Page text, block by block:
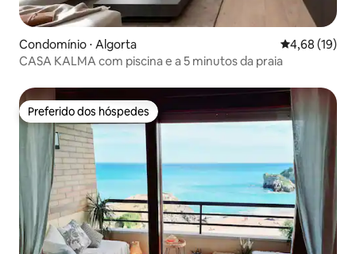
Condomínio ⋅ Algorta 4,68 de uma
4,68 (19)
CASA KALMA com piscina e a 5 minutos da praia
Preferido dos hóspedes
Preferido dos hóspedes